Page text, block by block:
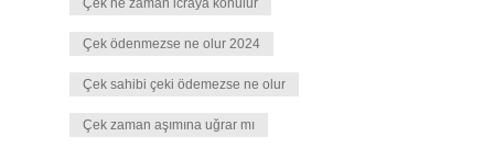
Çek ne zaman icraya konulur
Çek ödenmezse ne olur 2024
Çek sahibi çeki ödemezse ne olur
Çek zaman aşımına uğrar mı